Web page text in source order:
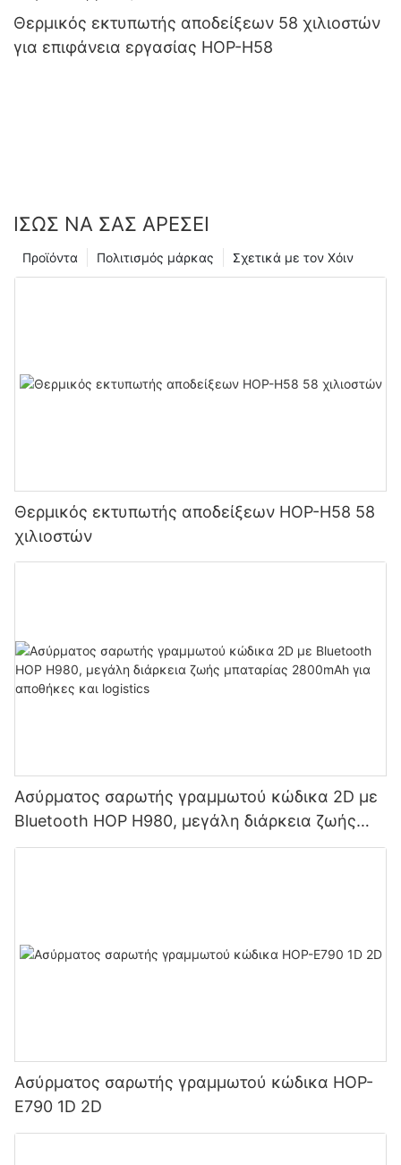
Θερμικός εκτυπωτής αποδείξεων 58 χιλιοστών
για επιφάνεια εργασίας HOP-H58
ΊΣΩΣ ΝΑ ΣΑΣ ΑΡΈΣΕΙ
Σχετικά με τον Χόιν
Πολιτισμός μάρκας
Προϊόντα
Θερμικός εκτυπωτής αποδείξεων HOP-H58 58
χιλιοστών
Ασύρματος σαρωτής γραμμωτού κώδικα 2D με
Bluetooth HOP H980, μεγάλη διάρκεια ζωής
μπαταρίας 2800mAh για αποθήκες και logistics
Ασύρματος σαρωτής γραμμωτού κώδικα HOP-
E790 1D 2D